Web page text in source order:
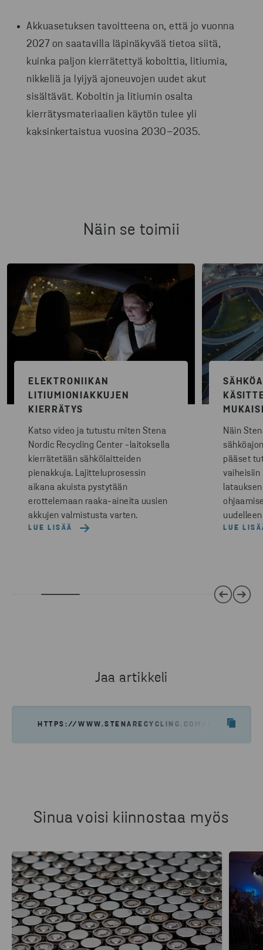
Akkuasetuksen tavoitteena on, että jo vuonna
2027 on saatavilla läpinäkyvää tietoa siitä,
kuinka paljon kierrätettyä kobolttia, litiumia,
nikkeliä ja lyijyä ajoneuvojen uudet akut
sisältävät. Koboltin ja litiumin osalta
kierrätysmateriaalien käytön tulee yli
kaksinkertaistua vuosina 2030–2035.
Näin se toimii
ELEKTRONIIKAN
LITIUMIONIAKKUJEN
KIERRÄTYS
Katso video ja tutustu miten Stena
Nordic Recycling Center -laitoksella
kierrätetään sähkölaitteiden
pienakkuja. Lajitteluprosessin
aikana akuista pystytään
erottelemaan raaka-aineita uusien
akkujen valmistusta varten.
LUE LISÄÄ
Näin
pääset
vaiheisiin
LUE
Jaa artikkeli
HTTPS://WWW.STENARECYCLING.COM/FI/
Sinua voisi kiinnostaa myös